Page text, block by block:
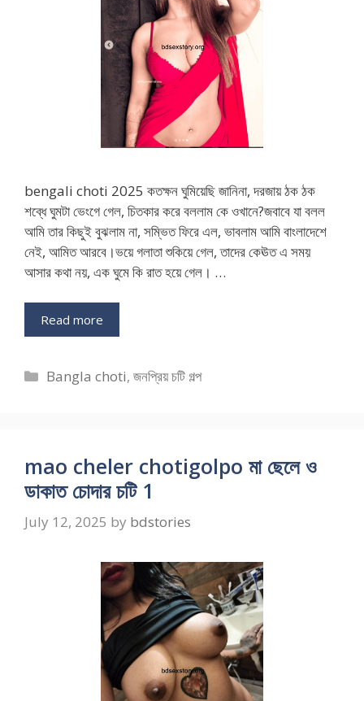
bengali choti 2025 কতক্ষন ঘুমিয়েছি জানিনা, দরজায় ঠক ঠক
শব্ধে ঘুমটা ভেংগে গেল, চিতকার করে বললাম কে ওখানে?জবাবে যা বলল
আমি তার কিছুই বুঝলাম না, সম্ভিত ফিরে এল, ভাবলাম আমি বাংলাদেশে
নেই, আমিত আরবে।ভয়ে গলাতা শুকিয়ে গেল, তাদের কেঊত এ সময়
আসার কথা নয়, এক ঘুমে কি রাত হয়ে গেল। …
Read more
Categories
Bangla choti,জনপ্রিয় চটি গল্প
mao cheler chotigolpo মা ছেলে ও
ডাকাত চোদার চটি 1
July 12, 2025 by bdstories